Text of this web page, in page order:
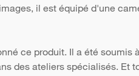
il est équipé d'une
ce produit. Il a été
des ateliers spécialisés. Et